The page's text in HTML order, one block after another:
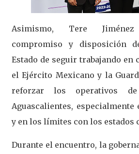
Asimismo, Tere
compromiso y disposición
Estado de seguir trabajando en
el Ejército Mexicano y la
reforzar los operativos
Aguascalientes, especialmente
y en los límites con los estados
Durante el encuentro, la